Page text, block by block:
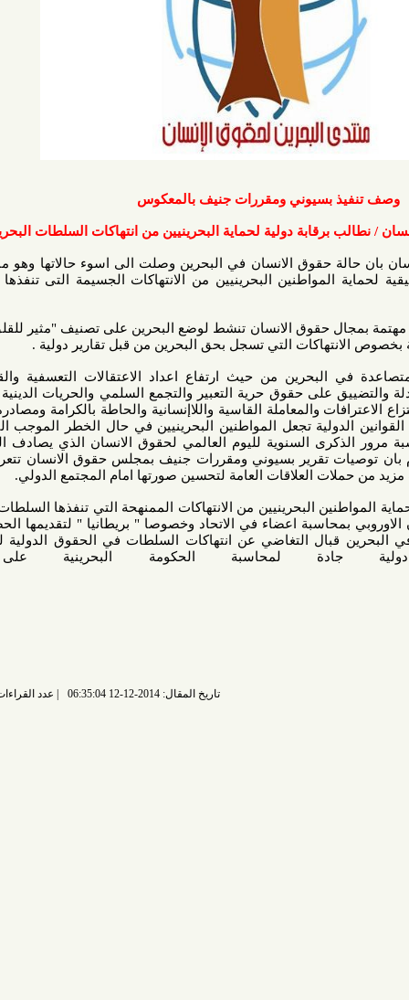
بسيوني ومقررات جنيف بالمعكوس
دولية لحماية البحرينيين من انتهاكات السلطات البحرينية
حقوق الانسان في البحرين وصلت الى اسوء حالاتها وهو ما يستدعي
البحرينيين من الانتهاكات الجسيمة التى تنفذها السلطات
حقوق الانسان تنشط لوضع البحرين على تصنيف "مثير للقلق" وهو ما
التي تسجل بحق البحرين من قبل تقارير دولية .
البحرين من حيث ارتفاع اعداد الاعتقالات التعسفية والقتل العمد
حقوق حرية التعبير والتجمع السلمي والحريات الدينية واستمرار
والمعاملة القاسية واللاإنسانية والحاطة بالكرامة ومصادرة ممارسة
تجعل المواطنين البحرينيين في حال الخطر الموجب الى التدخل
السنوية لليوم العالمي لحقوق الانسان الذي يصادف العاشر من
تقرير بسيوني ومقررات جنيف بمجلس حقوق الانسان تتعرض لتنفيذ
العامة لتحسين صورتها امام المجتمع الدولي.
البحرينيين من الانتهاكات الممنهحة التي تنفذها السلطات الرسمية
اعضاء في الاتحاد وخصوصا " بريطانيا " لتقديمها الحصول على
قبال التغاضي عن انتهاكات السلطات في الحقوق الدولية للمواطنين
لمحاسبة الحكومة البحرينية على هذه
عدد القراءات: 6093 قراءة |